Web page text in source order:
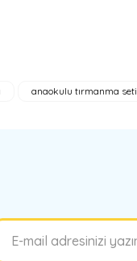
anaokulu tırmanma seti